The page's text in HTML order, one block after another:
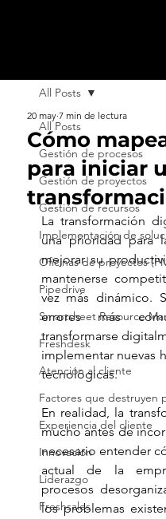
All Posts
Gestión de procesos
Gestión de proyectos
Gestión de recursos
Implementación de
Oficinas de proyectos
Pipedrive
Smartsheet Resource
Freshdesk
Atención al cliente
Factores que destruyen
Experiencia del cliente
Innovación
Liderazgo
Freshsales
All Posts
Cómo
para iniciar
20 may 7 min de lectura
La transformación
una prioridad para
mejorar su
mantenerse
vez más dinámico.
errores más
transformarse
implementar nuevas
tecnológicas.
En realidad, la
mucho antes de
necesario entender
actual de la
procesos
los problemas